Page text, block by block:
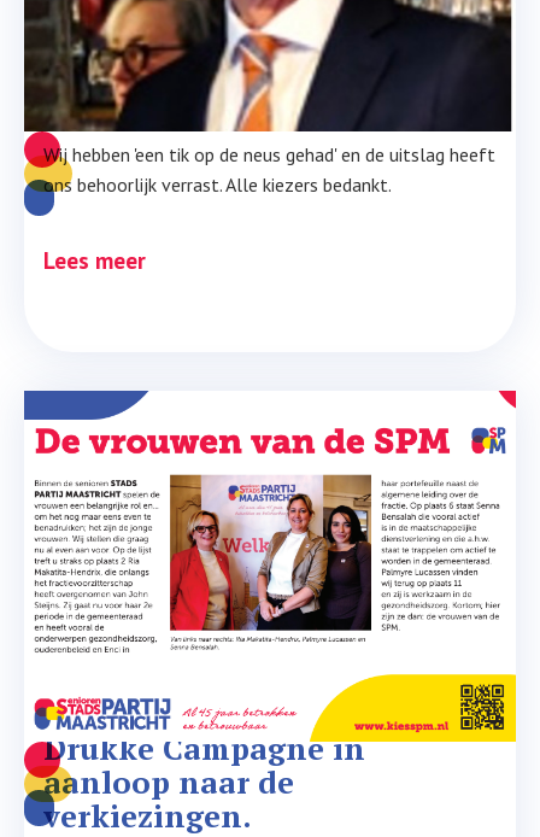
Teleurgesteld … maar wij
laten Maastricht niet los.
Wij hebben 'een tik op de neus gehad' en de uitslag heeft
ons behoorlijk verrast. Alle kiezers bedankt.
Lees meer
Drukke Campagne in
aanloop naar de
verkiezingen.